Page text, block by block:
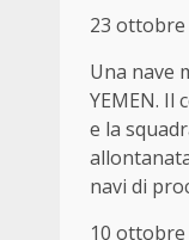
23 ottobre
Una nave
YEMEN. Il
e la
navi di
10 ottobre